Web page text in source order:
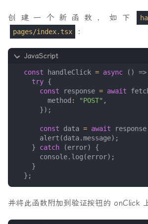
创建一个新函数，如下
pages/index.tsx ：
const handleClick = async () =>
try {
const
response = await
method : "POST" ,
});
const data = await response
alert (data.message);
}
catch (error)
{
console. log (error);
}
};
并将此函数附加到验证按钮的 onClick